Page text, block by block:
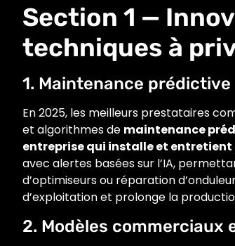
Section 1 —
techniques à
1. Maintenance
En 2025, les meilleurs prestataires
et algorithmes de maintenance
entreprise qui installe et entretient
avec alertes basées sur l’IA,
d’optimiseurs ou réparation
d’exploitation et prolonge la
2. Modèles